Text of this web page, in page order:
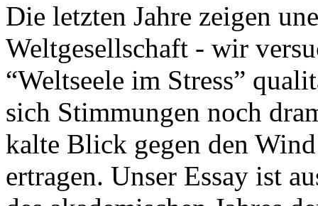
Die letzten Jahre zeigen
Weltgesellschaft - wir
“Weltseele im Stress”
sich Stimmungen noch
kalte Blick gegen den
ertragen. Unser Essay ist